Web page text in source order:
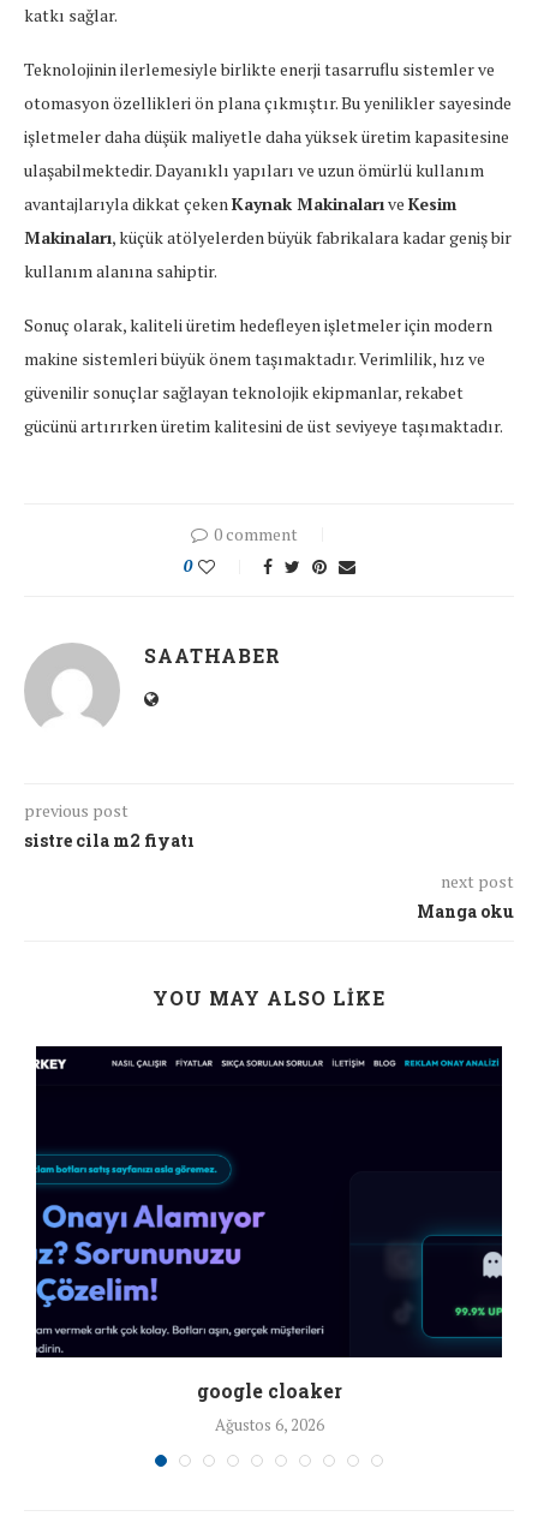
katkı sağlar.
Teknolojinin ilerlemesiyle birlikte enerji tasarruflu sistemler ve
otomasyon özellikleri ön plana çıkmıştır. Bu yenilikler sayesinde
işletmeler daha düşük maliyetle daha yüksek üretim kapasitesine
ulaşabilmektedir. Dayanıklı yapıları ve uzun ömürlü kullanım
avantajlarıyla dikkat çekenKaynak Makinalarıve Kesim
Makinaları, küçük atölyelerden büyük fabrikalara kadar geniş bir
kullanım alanına sahiptir.
Sonuç olarak, kaliteli üretim hedefleyen işletmeler için modern
makine sistemleri büyük önem taşımaktadır. Verimlilik, hız ve
güvenilir sonuçlar sağlayan teknolojik ekipmanlar, rekabet
gücünü artırırken üretim kalitesini de üst seviyeye taşımaktadır.
0 comment
0
SAATHABER
previous post
sistre cila m2 fiyatı
next post
Manga oku
YOU MAY ALSO LIKE
google cloaker
Ağustos 6, 2026